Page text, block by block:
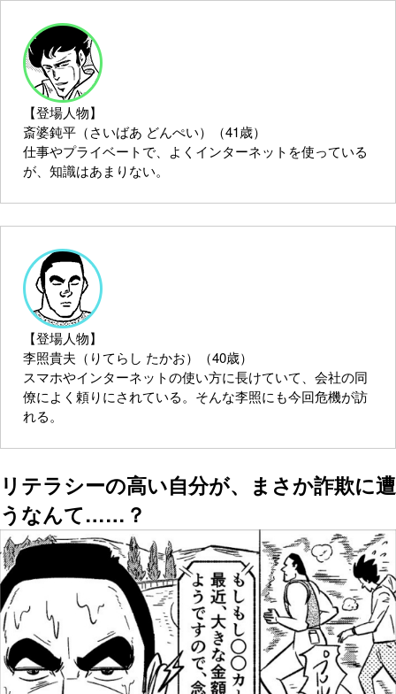
【登場人物】
斎婆鈍平（さいばあ どんぺい）（41歳）
仕事やプライベートで、よくインターネットを使っている
が、知識はあまりない。
【登場人物】
李照貴夫（りてらし たかお）（40歳）
スマホやインターネットの使い方に長けていて、会社の同
僚によく頼りにされている。そんな李照にも今回危機が訪
れる。
リテラシーの高い自分が、まさか詐欺に遭
うなんて……？